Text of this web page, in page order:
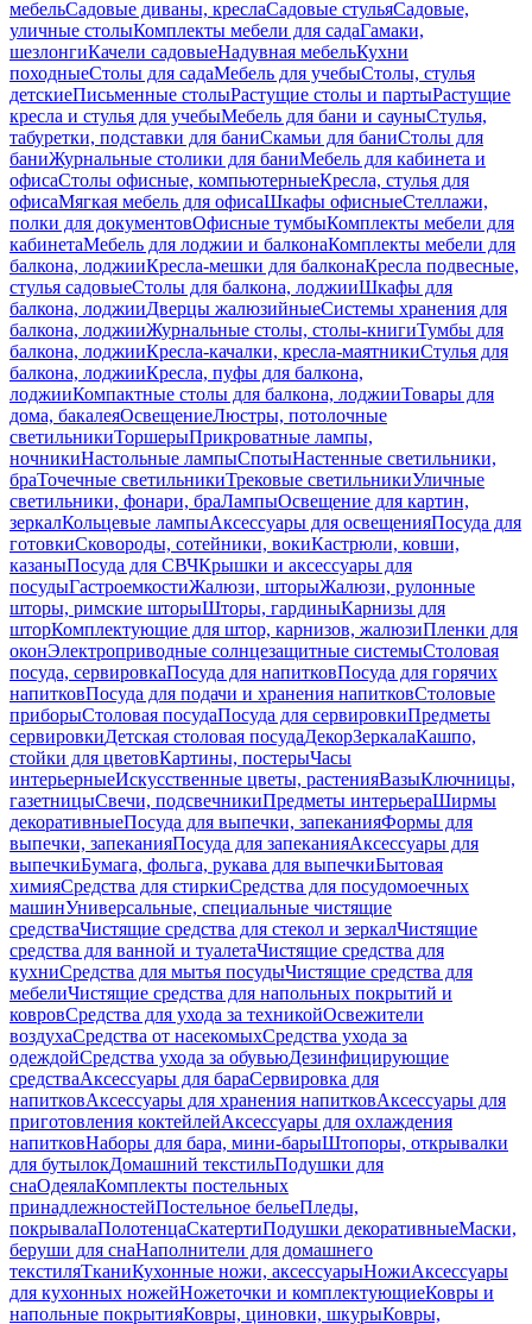
мебельСадовые диваны, креслаСадовые стульяСадовые,
уличные столыКомплекты мебели для садаГамаки,
шезлонгиКачели садовыеНадувная мебельКухни
походныеСтолы для садаМебель для учебыСтолы, стулья
детскиеПисьменные столыРастущие столы и партыРастущие
кресла и стулья для учебыМебель для бани и сауныСтулья,
табуретки, подставки для баниСкамьи для баниСтолы для
баниЖурнальные столики для баниМебель для кабинета и
офисаСтолы офисные, компьютерныеКресла, стулья для
офисаМягкая мебель для офисаШкафы офисныеСтеллажи,
полки для документовОфисные тумбыКомплекты мебели для
кабинетаМебель для лоджии и балконаКомплекты мебели для
балкона, лоджииКресла-мешки для балконаКресла подвесные,
стулья садовыеСтолы для балкона, лоджииШкафы для
балкона, лоджииДверцы жалюзийныеСистемы хранения для
балкона, лоджииЖурнальные столы, столы-книгиТумбы для
балкона, лоджииКресла-качалки, кресла-маятникиСтулья для
балкона, лоджииКресла, пуфы для балкона,
лоджииКомпактные столы для балкона, лоджииТовары для
дома, бакалеяОсвещениеЛюстры, потолочные
светильникиТоршерыПрикроватные лампы,
ночникиНастольные лампыСпотыНастенные светильники,
браТочечные светильникиТрековые светильникиУличные
светильники, фонари, браЛампыОсвещение для картин,
зеркалКольцевые лампыАксессуары для освещенияПосуда для
готовкиСковороды, сотейники, вокиКастрюли, ковши,
казаныПосуда для СВЧКрышки и аксессуары для
посудыГастроемкостиЖалюзи, шторыЖалюзи, рулонные
шторы, римские шторыШторы, гардиныКарнизы для
шторКомплектующие для штор, карнизов, жалюзиПленки для
оконЭлектроприводные солнцезащитные системыСтоловая
посуда, сервировкаПосуда для напитковПосуда для горячих
напитковПосуда для подачи и хранения напитковСтоловые
приборыСтоловая посудаПосуда для сервировкиПредметы
сервировкиДетская столовая посудаДекорЗеркалаКашпо,
стойки для цветовКартины, постерыЧасы
интерьерныеИскусственные цветы, растенияВазыКлючницы,
газетницыСвечи, подсвечникиПредметы интерьераШирмы
декоративныеПосуда для выпечки, запеканияФормы для
выпечки, запеканияПосуда для запеканияАксессуары для
выпечкиБумага, фольга, рукава для выпечкиБытовая
химияСредства для стиркиСредства для посудомоечных
машинУниверсальные, специальные чистящие
средстваЧистящие средства для стекол и зеркалЧистящие
средства для ванной и туалетаЧистящие средства для
кухниСредства для мытья посудыЧистящие средства для
мебелиЧистящие средства для напольных покрытий и
ковровСредства для ухода за техникойОсвежители
воздухаСредства от насекомыхСредства ухода за
одеждойСредства ухода за обувьюДезинфицирующие
средстваАксессуары для бараСервировка для
напитковАксессуары для хранения напитковАксессуары для
приготовления коктейлейАксессуары для охлаждения
напитковНаборы для бара, мини-барыШтопоры, открывалки
для бутылокДомашний текстильПодушки для
снаОдеялаКомплекты постельных
принадлежностейПостельное бельеПледы,
покрывалаПолотенцаСкатертиПодушки декоративныеМаски,
беруши для снаНаполнители для домашнего
текстиляТканиКухонные ножи, аксессуарыНожиАксессуары
для кухонных ножейНожеточки и комплектующиеКовры и
напольные покрытияКовры, циновки, шкурыКовры,